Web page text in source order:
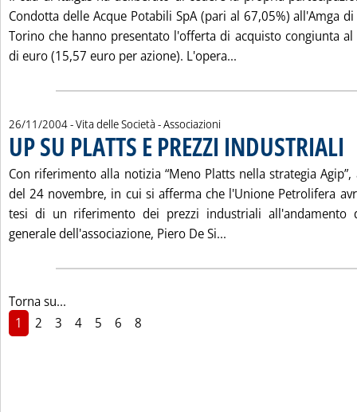
Condotta delle Acque Potabili SpA (pari al 67,05%) all'Amga
Torino che hanno presentato l'offerta di acquisto congiunta
di euro (15,57 euro per azione). L'opera...
26/11/2004- Vita delle Società - Associazioni
UP SU PLATTS E PREZZI INDUSTRIALI
Con riferimento alla notizia “Meno Platts nella strategia
del 24 novembre, in cui si afferma che l'Unione Petrolifera
tesi di un riferimento dei prezzi industriali all'andamento
generale dell'associazione, Piero De Si...
Torna su...
1
2 3 4 5 6 8